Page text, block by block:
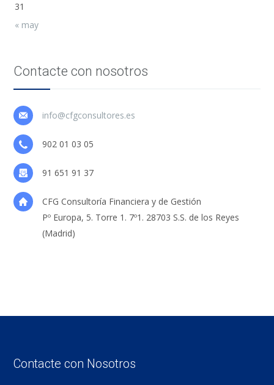
« may
31
Contacte con nosotros
info@cfgconsultores.es
902 01 03 05
91 651 91 37
CFG Consultoría Financiera y de Gestión
Pº Europa, 5. Torre 1. 7º1. 28703 S.S. de los Reyes
(Madrid)
Contacte con Nosotros